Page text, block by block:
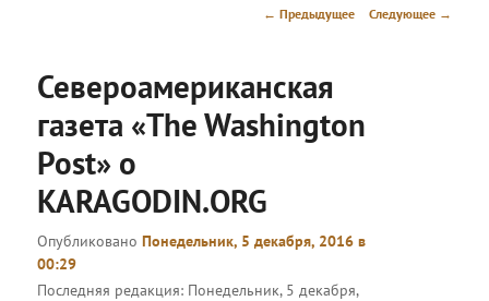
Навигация
← Предыдущее Следующее →
Североамериканская
газета «The Washington
Post» о
KARAGODIN.ORG
ОпубликованоПонедельник, 5 декабря, 2016 в
00:29
Последняя редакция: Понедельник, 5 декабря,